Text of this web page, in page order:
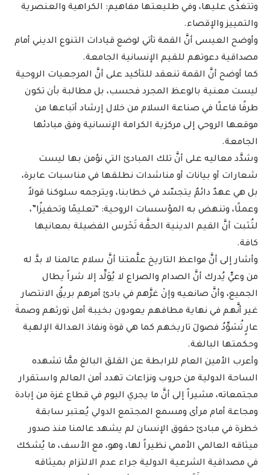
وتتغذَّى عليها، وفي طليعتها مفاهيم: الكراهية والعنصرية
والتمييز والإقصاء.
وأوضح العيسى أنَّ القمة تأتي لوضع قيادات التنوع الديني أمام
مصداقية دعوتهم للقيم الإنسانية الجامعة.
كما أوضح أنَّ القمة تنعقد للتأكيد على أنَّ المرجعيات الروحية
ليست معنية بالوعظ المجرد فحسب، بل مطالبة بأن تكون
طرفًا فاعلًا في صناعة السلام من خلال إرشاد أتباعها من
موقعها الروحي إلى مركزية الكرامة الإنسانية وفق مبادئها
الجامعة.
وشدَّد معاليه على أنَّ تلك المبادئ التي نؤمن بها ليست
شعارات أو بيانات أو مناشدات نطلقها في مناسبات عابرة،
بل هي عهدٌ دائمٌ يتجسّد في خطابنا، ويترجمه سلوكنا قولاً
وعملًا، وتنهض به المؤسسات الروحية: “تعليمًا وتحفيزًا”،
لتُثبت أنَّ القيم الدينية الحقَّة تَحْرس الفضيلة بمعانيها
كافة.
وأشار إلى أنَّ مواعظ التاريخ علَّمتنا أنَّ سلام عالمنا لا بدَّ له
من وعيٍّ يُدرك أنَّ الصدام والصراع لا يُوَلِّد إلا شراً يطال
الجميع، وأنَّ صانعيه وإنْ غرَّهم في بادئ أمرهم بريقُ الانتصار
غير أنَّهم في نهاية مطافهم يعودون بخيبة أمل تورثهم وصمةَ
عارٍ تُسَوِّدُ فصولَ تاريخهم كما هي قوة ونفاذ العدالة الإلهية
وحكمتها البالغة.
وأعرب الأمين العام للرابطة عن القلق البالغ ممَّا تشهده
الساحة الدولية من حروب ونزاعات تهدد أمن العالم واستقرار
مجتمعاته، مشيراً إلى أنَّ ما يجري اليوم في قطاع غزة من إبادة
ومجاعة أمام مرأى ومسمع المجتمع الدولي يُعتبر سابقة
خطرة في مبادئ حقوق الإنسان لم يشهد عالمنا منذ صدور
ميثاقه العالمي الأممي نظيراً لها، وهو، مع الأسف، ما يُشكك
في مصداقية الشرعية الدولية جراء عدم الالتزام بميثاقه